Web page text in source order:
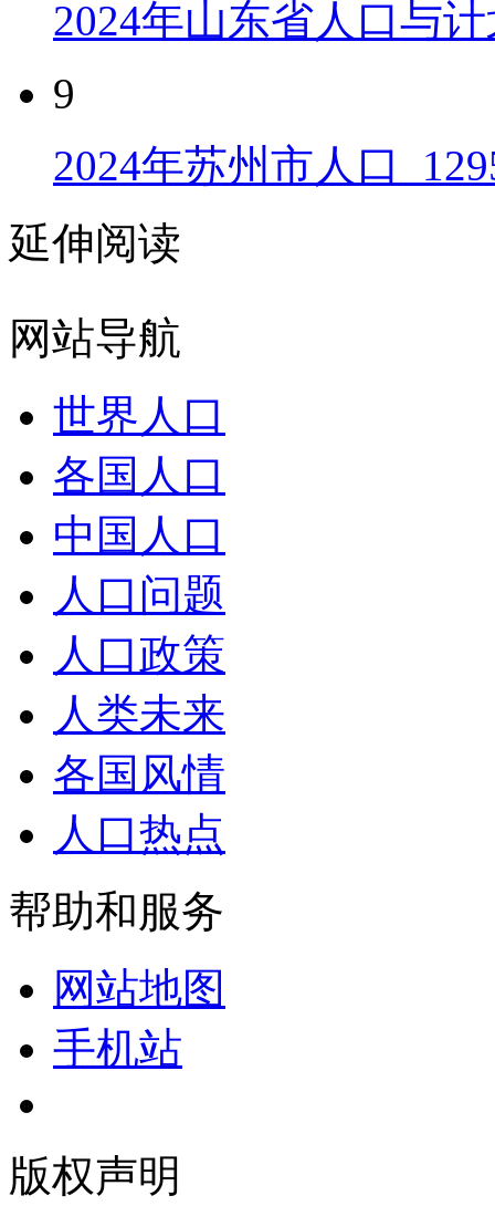
2024年山东省人口与
9
2024年苏州市人口
延伸阅读
网站导航
世界人口
各国人口
中国人口
人口问题
人口政策
人类未来
各国风情
人口热点
帮助和服务
网站地图
手机站
版权声明